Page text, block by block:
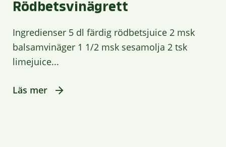
Rödbetsvinägrett
Ingredienser 5 dl färdig rödbetsjuice 2 msk
balsamvinäger 1 1/2 msk sesamolja 2 tsk
limejuice...
Läs mer